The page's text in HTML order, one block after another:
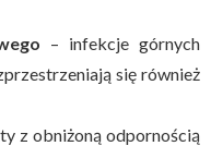
– infekcje górnych
się również
z obniżoną odpornością